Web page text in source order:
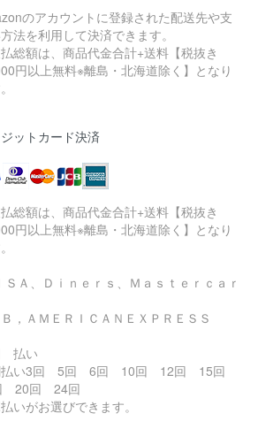
のアカウントに登録された配送先や支
法を利用して決済できます。
総額は、商品代金合計+送料【税抜き
円以上無料※離島・北海道除く】となり
ットカード決済
総額は、商品代金合計+送料【税抜き
円以上無料※離島・北海道除く】となり
ＳＡ、Ｄｉｎｅｒｓ、Ｍａｓｔｅｒｃａｒ
Ｂ，ＡＭＥＲＩＣＡＮＥＸＰＲＥＳＳ
払い
払い3回 5回 6回 10回 12回 15回
20回 24回
いがお選びできます。